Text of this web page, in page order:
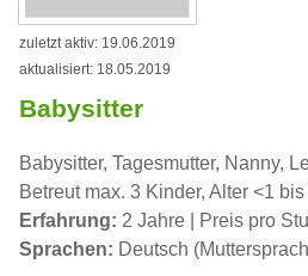
zuletzt aktiv: 19.06.2019
aktualisiert: 18.05.2019
Babysitter
Babysitter, Tagesmutter, Nanny,
Betreut max. 3 Kinder, Alter <1
Erfahrung: 2 Jahre | Preis pro
Sprachen: Deutsch